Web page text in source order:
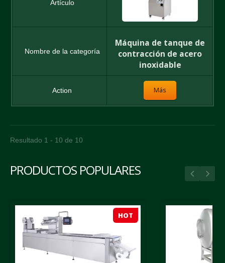
Máquina de tanque de
contracción de acero
inoxidable
Más
Resultado 1 - 10 de 10
PRODUCTOS POPULARES
HOT